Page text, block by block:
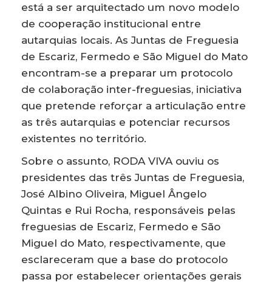
está a ser arquitectado um novo modelo
de cooperação institucional entre
autarquias locais. As Juntas de Freguesia
de Escariz, Fermedo e São Miguel do Mato
encontram-se a preparar um protocolo
de colaboração inter-freguesias, iniciativa
que pretende reforçar a articulação entre
as três autarquias e potenciar recursos
existentes no território.
Sobre o assunto, RODA VIVA ouviu os
presidentes das três Juntas de Freguesia,
José Albino Oliveira, Miguel Ângelo
Quintas e Rui Rocha, responsáveis pelas
freguesias de Escariz, Fermedo e São
Miguel do Mato, respectivamente, que
esclareceram que a base do protocolo
passa por estabelecer orientações gerais